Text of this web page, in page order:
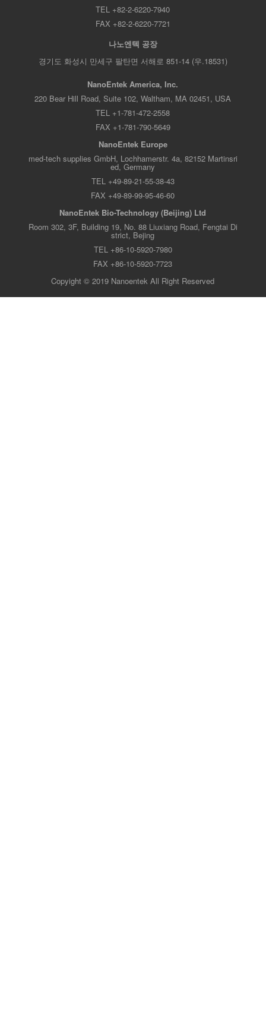
TEL +82-2-6220-7940
FAX +82-2-6220-7721
나노엔텍 공장
경기도 화성시 만세구 팔탄면 서해로 851-14 (우.18531)
NanoEntek America, Inc.
220 Bear Hill Road, Suite 102, Waltham, MA 02451, USA
TEL +1-781-472-2558
FAX +1-781-790-5649
NanoEntek Europe
med-tech supplies GmbH, Lochhamerstr. 4a, 82152 Martinsri
ed, Germany
TEL +49-89-21-55-38-43
FAX +49-89-99-95-46-60
NanoEntek Bio-Technology (Beijing) Ltd
Room 302, 3F, Building 19, No. 88 Liuxiang Road, Fengtai Di
strict, Bejing
TEL +86-10-5920-7980
FAX +86-10-5920-7723
Copyight © 2019 Nanoentek All Right Reserved